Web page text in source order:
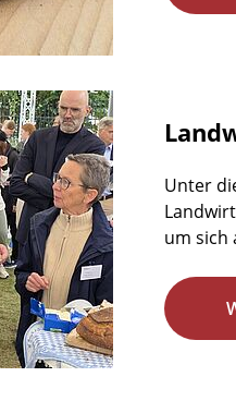
Unter
um sich